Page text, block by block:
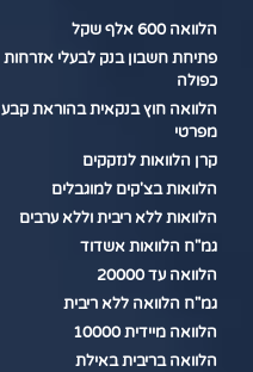
הלוואה 600 אלף שקל
פתיחת חשבון בנק לבעלי אזרחות
כפולה
הלוואה חוץ בנקאית בהוראת קבע
מפרטי
קרן הלוואות לנזקקים
הלוואות בצ'קים למוגבלים
הלוואות ללא ריבית וללא ערבים
גמ"ח הלוואות אשדוד
הלוואה עד 20000
גמ"ח הלוואה ללא ריבית
הלוואה מיידית 10000
הלוואה בריבית באילת